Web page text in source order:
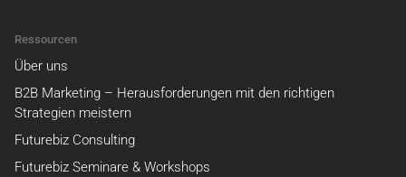
Ressourcen
Über uns
B2B Marketing – Herausforderungen mit den richtigen
Strategien meistern
Futurebiz Consulting
Futurebiz Seminare & Workshops